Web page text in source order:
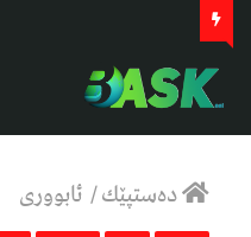
دەستپێك/ ئابووری